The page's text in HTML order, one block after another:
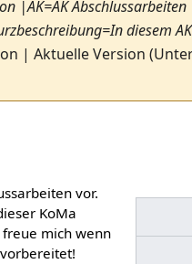
|AK=AK
diesem
| Aktuelle Version
vor.
KoMa
mich wenn